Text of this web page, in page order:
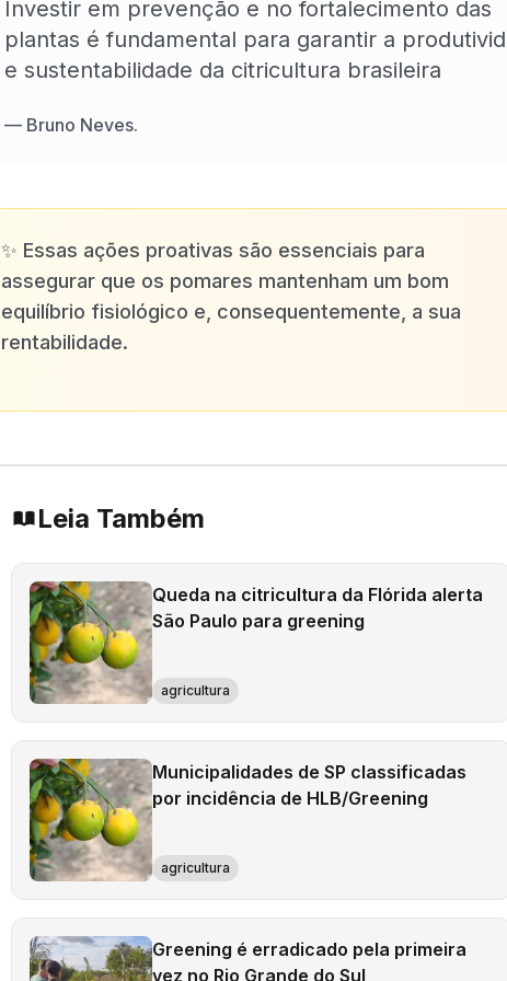
Investir em prevenção e no fortalecimento das
plantas é fundamental para garantir a
e sustentabilidade da citricultura brasileira
— Bruno Neves.
✨ Essas ações proativas são essenciais para
assegurar que os pomares mantenham um bom
equilíbrio fisiológico e, consequentemente, a sua
rentabilidade.
Leia Também
Queda na citricultura da Flórida alerta
São Paulo para greening
agricultura
Municipalidades de SP classificadas
por incidência de HLB/Greening
agricultura
Greening é erradicado pela primeira
vez no Rio Grande do Sul